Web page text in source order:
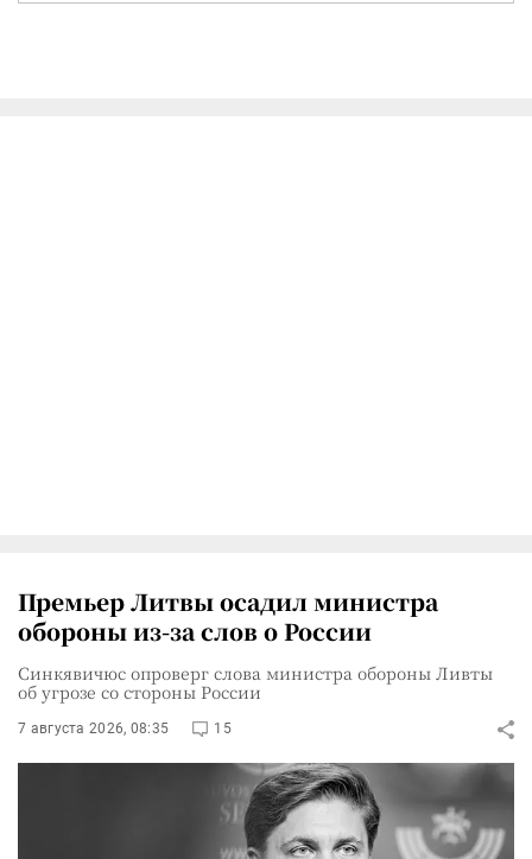
Премьер Литвы осадил министра
обороны из-за слов о России
Синкявичюс опроверг слова министра обороны Ливты
об угрозе со стороны России
7 августа 2026, 08:35 15